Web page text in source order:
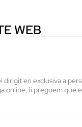
WEB
en exclusiva a
online, li preguem